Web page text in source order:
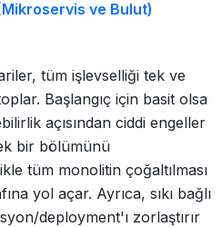
ve Bulut)
tüm işlevselliği tek ve
Başlangıç için basit olsa
açısından ciddi engeller
bir bölümünü
tüm monolitin çoğaltılması
yol açar. Ayrıca, sıkı bağlı
deployment'ı zorlaştırır